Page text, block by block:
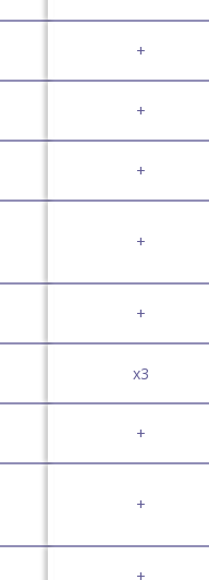
+
+
+
+
+
x3
+
+
+